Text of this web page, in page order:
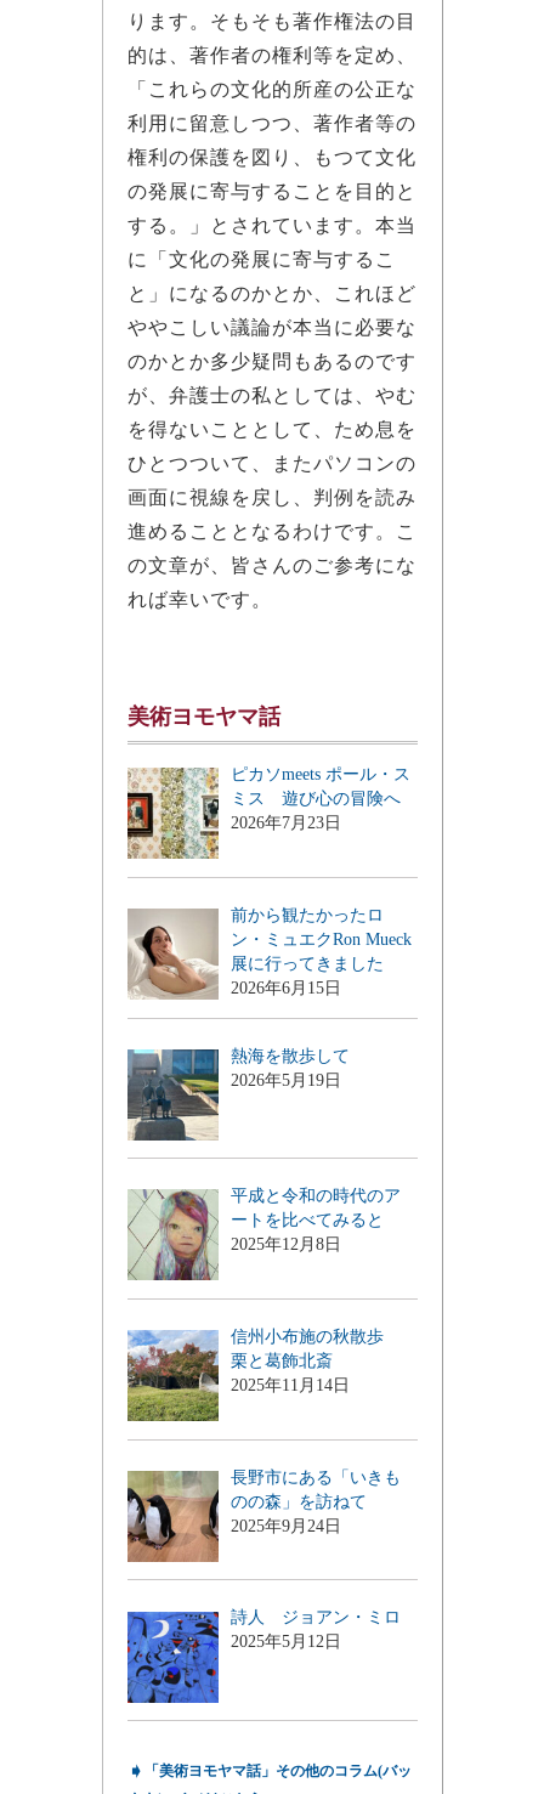
ります。そもそも著作権法の目
的は、著作者の権利等を定め、
「これらの文化的所産の公正な
利用に留意しつつ、著作者等の
権利の保護を図り、もつて文化
の発展に寄与することを目的と
する。」とされています。本当
に「文化の発展に寄与するこ
と」になるのかとか、これほど
ややこしい議論が本当に必要な
のかとか多少疑問もあるのです
が、弁護士の私としては、やむ
を得ないこととして、ため息を
ひとつついて、またパソコンの
画面に視線を戻し、判例を読み
進めることとなるわけです。こ
の文章が、皆さんのご参考にな
れば幸いです。
美術ヨモヤマ話
ピカソmeets ポール・ス
ミス 遊び心の冒険へ
2026年7月23日
前から観たかったロ
ン・ミュエクRon Mueck
展に行ってきました
2026年6月15日
熱海を散歩して
2026年5月19日
平成と令和の時代のア
ートを比べてみると
2025年12月8日
信州小布施の秋散歩
栗と葛飾北斎
2025年11月14日
長野市にある「いきも
のの森」を訪ねて
2025年9月24日
詩人 ジョアン・ミロ
2025年5月12日
➧
「美術ヨモヤマ話」その他のコラム(バッ